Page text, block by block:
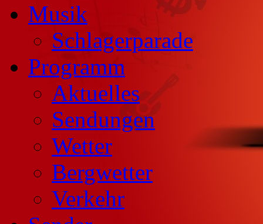
Musik
Schlagerparade
Programm
Aktuelles
Sendungen
Wetter
Bergwetter
Verkehr